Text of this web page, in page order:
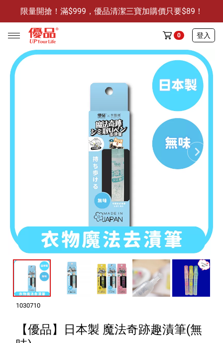
限量開搶！滿$999，優品清潔三寶加購價只要$89！
防霉清潔好幫手-任3件贈保濕抗菌洗手乳
限量開搶！滿$999，優品清潔三寶加購價只要$89！
0 登入
🔥任選1件折9元-新老客戶感恩回饋
防霉清潔好幫手(任3件，贈抗菌保濕洗手乳)
室內外除蟲專區
媽媽廚房專區
浴室清潔專區
清潔大掃除專區
精油香氛專區
強效誘引捕黏板
1030710
【優品】日本製 魔法奇跡趣漬筆(無